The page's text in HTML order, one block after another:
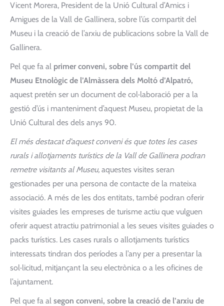
Vicent Morera, President de la Unió Cultural d’Amics i
Amigues de la Vall de Gallinera, sobre l’ús compartit del
Museu i la creació de l’arxiu de publicacions sobre la Vall de
Gallinera.
Pel que fa al primer conveni, sobre l’ús compartit del
Museu Etnològic de l’Almàssera dels Moltó d’Alpatró,
aquest pretén ser un document de col·laboració per a la
gestió d’ús i manteniment d’aquest Museu, propietat de la
Unió Cultural des dels anys 90.
El més destacat d’aquest conveni és que totes les cases
rurals i allotjaments turístics de la Vall de Gallinera podran
remetre visitants al Museu, aquestes visites seran
gestionades per una persona de contacte de la mateixa
associació. A més de les dos entitats, també podran oferir
visites guiades les empreses de turisme actiu que vulguen
oferir aquest atractiu patrimonial a les seues visites guiades o
packs turístics. Les cases rurals o allotjaments turístics
interessats tindran dos períodes a l’any per a presentar la
sol·licitud, mitjançant la seu electrònica o a les oficines de
l’ajuntament.
Pel que fa al segon conveni, sobre la creació de l’arxiu de